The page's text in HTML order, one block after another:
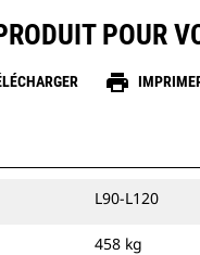
POUR
print
L90-L120
458 kg